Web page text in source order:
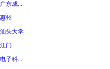
广东成...
惠州
汕头大学
江门
电子科...